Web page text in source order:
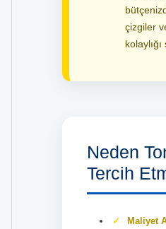
çizgiler
Neden
Tercih
Maliyet